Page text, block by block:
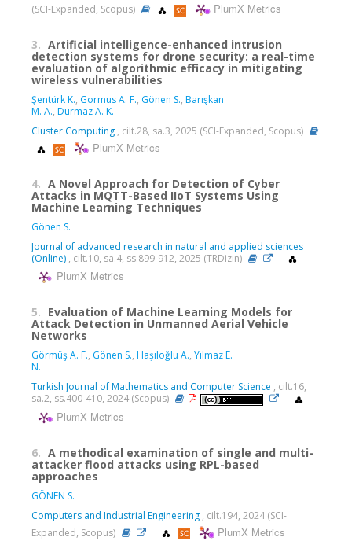
(SCI-Expanded, Scopus)
PlumX Metrics
3. Artificial intelligence-enhanced intrusion
detection systems for drone security: a real-time
evaluation of algorithmic efficacy in mitigating
wireless vulnerabilities
Şentürk K., Gormus A. F., Gönen S., Barışkan
M. A., Durmaz A. K.
Cluster Computing , cilt.28, sa.3, 2025 (SCI-Expanded, Scopus)
PlumX Metrics
4. A Novel Approach for Detection of Cyber
Attacks in MQTT-Based IIoT Systems Using
Machine Learning Techniques
Gönen S.
Journal of advanced research in natural and applied sciences
(Online) , cilt.10, sa.4, ss.899-912, 2025 (TRDizin)
PlumX Metrics
5. Evaluation of Machine Learning Models for
Attack Detection in Unmanned Aerial Vehicle
Networks
Görmüş A. F., Gönen S., Haşıloğlu A., Yılmaz E.
N.
Turkish Journal of Mathematics and Computer Science , cilt.16,
sa.2, ss.400-410, 2024 (Scopus)
PlumX Metrics
6. A methodical examination of single and multi-
attacker flood attacks using RPL-based
approaches
GÖNEN S.
Computers and Industrial Engineering , cilt.194, 2024 (SCI-
Expanded, Scopus)
PlumX Metrics